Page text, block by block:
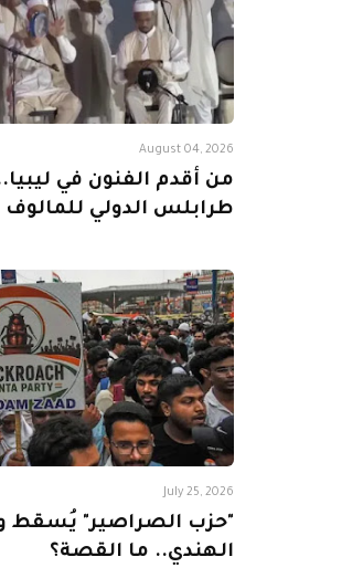
August 04, 2026
من أقدم الفنون في
طرابلس الدولي
July 25, 2026
"حزب الصراصير" يُسقط
الهندي.. ما القصة؟